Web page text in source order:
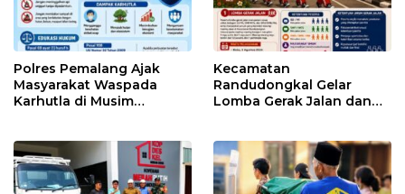
Polres Pemalang Ajak
Masyarakat Waspada
Karhutla di Musim
Kecamatan
Randudongkal Gelar
Lomba Gerak Jalan dan